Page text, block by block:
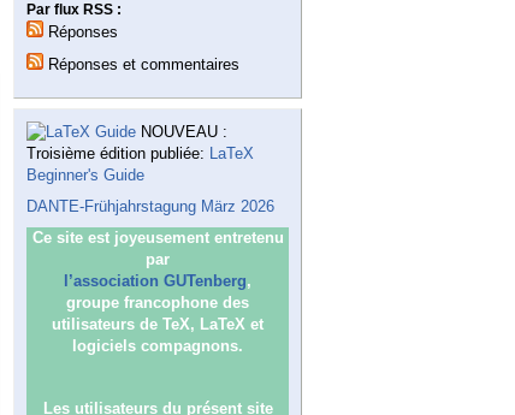
Par flux RSS :
Réponses
Réponses et commentaires
NOUVEAU :
Troisième édition publiée: LaTeX
Beginner's Guide
DANTE-Frühjahrstagung März 2026
Ce site est joyeusement entretenu
par
l’association GUTenberg,
groupe francophone des
utilisateurs de TeX, LaTeX et
logiciels compagnons.
Les utilisateurs du présent site